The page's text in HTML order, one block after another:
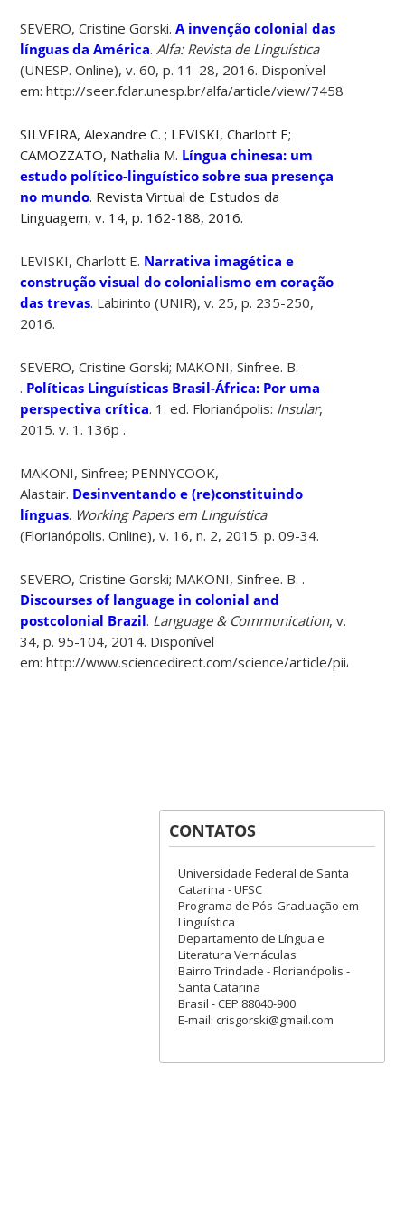
SEVERO, Cristine Gorski.A invenção colonial das
línguas da América. Alfa: Revista de Linguística
(UNESP. Online), v. 60, p. 11-28, 2016. Disponível
em: http://seer.fclar.unesp.br/alfa/article/view/7458
SILVEIRA, Alexandre C. ; LEVISKI, Charlott E;
CAMOZZATO, Nathalia M. Língua chinesa: um
estudo político-linguístico sobre sua presença
no mundo. Revista Virtual de Estudos da
Linguagem, v. 14, p. 162-188, 2016.
LEVISKI, Charlott E. Narrativa imagética e
construção visual do colonialismo em coração
das trevas. Labirinto (UNIR), v. 25, p. 235-250,
2016.
SEVERO, Cristine Gorski; MAKONI, Sinfree. B.
. Políticas Linguísticas Brasil-África: Por uma
perspectiva crítica. 1. ed. Florianópolis: Insular,
2015. v. 1. 136p .
MAKONI, Sinfree; PENNYCOOK,
Alastair. Desinventando e (re)constituindo
línguas. Working Papers em Linguística
(Florianópolis. Online), v. 16, n. 2, 2015. p. 09-34.
SEVERO, Cristine Gorski; MAKONI, Sinfree. B. .
Discourses of language in colonial and
postcolonial Brazil. Language & Communication, v.
34, p. 95-104, 2014. Disponível
em: http://www.sciencedirect.com/science/article/pii/
CONTATOS
Universidade Federal de Santa
Catarina - UFSC
Programa de Pós-Graduação em
Linguística
Departamento de Língua e
Literatura Vernáculas
Bairro Trindade - Florianópolis -
Santa Catarina
Brasil - CEP 88040-900
E-mail: crisgorski@gmail.com